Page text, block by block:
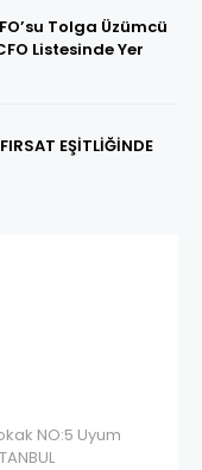
Tolga Üzümcü
Listesinde Yer
EŞİTLİĞİNDE
NO:5 Uyum